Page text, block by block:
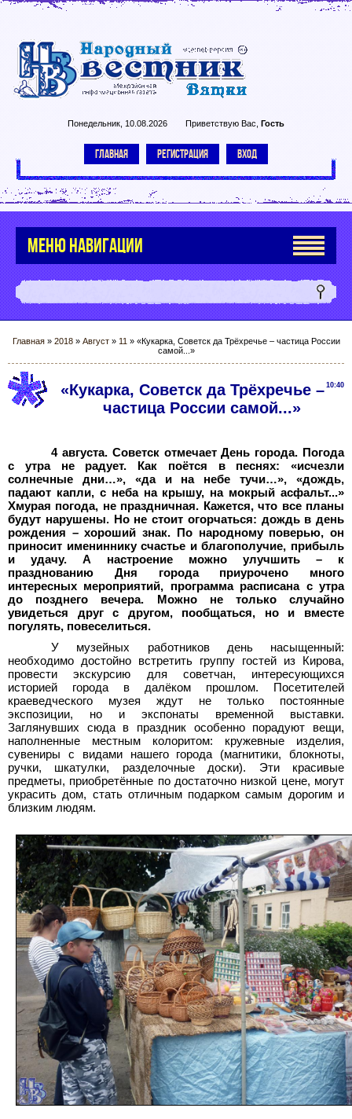
Понедельник, 10.08.2026 Приветствую Вас Гость
ГЛАВНАЯ РЕГИСТРАЦИЯ ВХОД
МЕНЮ НАВИГАЦИИ
Главная» 2018 » Август » 11 » «Кукарка, Советск да Трёхречье – частица России
самой...»
10:40
«Кукарка, Советск да Трёхречье –
частица России самой...»
4 августа. Советск отмечает День города. Погода
с утра не радует. Как поётся в песнях: «исчезли
солнечные дни…», «да и на небе тучи…», «дождь,
падают капли, с неба на крышу, на мокрый асфальт...»
Хмурая погода, не праздничная. Кажется, что все планы
будут нарушены. Но не стоит огорчаться: дождь в день
рождения – хороший знак. По народному поверью, он
приносит имениннику счастье и благополучие, прибыль
и удачу. А настроение можно улучшить – к
празднованию Дня города приурочено много
интересных мероприятий, программа расписана с утра
до позднего вечера. Можно не только случайно
увидеться друг с другом, пообщаться, но и вместе
погулять, повеселиться.
У музейных работников день насыщенный:
необходимо достойно встретить группу гостей из Кирова,
провести экскурсию для советчан, интересующихся
историей города в далёком прошлом. Посетителей
краеведческого музея ждут не только постоянные
экспозиции, но и экспонаты временной выставки.
Заглянувших сюда в праздник особенно порадуют вещи,
наполненные местным колоритом: кружевные изделия,
сувениры с видами нашего города (магнитики, блокноты,
ручки, шкатулки, разделочные доски). Эти красивые
предметы, приобретённые по достаточно низкой цене, могут
украсить дом, стать отличным подарком самым дорогим и
близким людям.